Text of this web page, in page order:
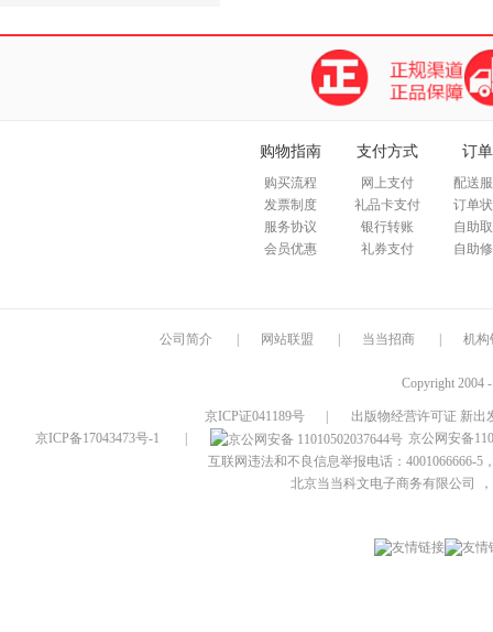
购物指南
购买流程
发票制度
服务协议
会员优惠
支付方式
网上支付
礼品卡支付
银行转账
礼券支付
订
配送
订单
自助
自助
公司简介 网站联盟 当当招商 机构
Copyright 2004
京ICP证041189号
出版物经营许可证 新出
京ICP备17043473号-1
京公网安备
互联网违法和不良信息举报电话：4001066666-5
北京当当科文电子商务有限公司